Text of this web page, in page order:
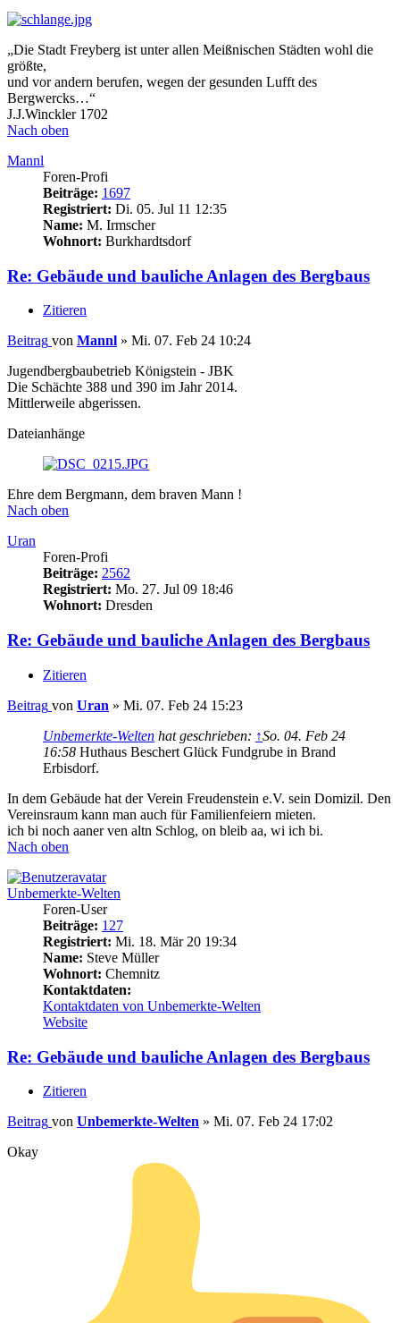
„Die Stadt Freyberg ist unter allen Meißnischen Städten wohl die
größte,
und vor andern berufen, wegen der gesunden Lufft des
Bergwercks…“
J.J.Winckler 1702
Nach oben
Mannl
Foren-Profi
Beiträge: 1697
Registriert: Di. 05. Jul 11 12:35
Name: M. Irmscher
Wohnort: Burkhardtsdorf
Re: Gebäude und bauliche Anlagen des Bergbaus
Zitieren
Beitrag von Mannl » Mi. 07. Feb 24 10:24
Jugendbergbaubetrieb Königstein - JBK
Die Schächte 388 und 390 im Jahr 2014.
Mittlerweile abgerissen.
Dateianhänge
Ehre dem Bergmann, dem braven Mann !
Nach oben
Uran
Foren-Profi
Beiträge: 2562
Registriert: Mo. 27. Jul 09 18:46
Wohnort: Dresden
Re: Gebäude und bauliche Anlagen des Bergbaus
Zitieren
Beitrag von Uran » Mi. 07. Feb 24 15:23
Unbemerkte-Welten hat geschrieben: ↑So. 04. Feb 24
16:58 Huthaus Beschert Glück Fundgrube in Brand
Erbisdorf.
In dem Gebäude hat der Verein Freudenstein e.V. sein Domizil. Den
Vereinsraum kann man auch für Familienfeiern mieten.
ich bi noch aaner ven altn Schlog, on bleib aa, wi ich bi.
Nach oben
Unbemerkte-Welten
Foren-User
Beiträge: 127
Registriert: Mi. 18. Mär 20 19:34
Name: Steve Müller
Wohnort: Chemnitz
Kontaktdaten:
Kontaktdaten von Unbemerkte-Welten
Website
Re: Gebäude und bauliche Anlagen des Bergbaus
Zitieren
Beitrag von Unbemerkte-Welten » Mi. 07. Feb 24 17:02
Okay